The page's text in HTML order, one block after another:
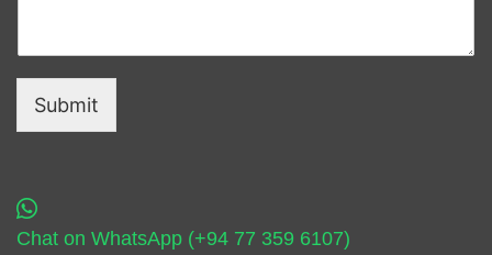
Submit
Chat on WhatsApp (+94 77 359 6107)